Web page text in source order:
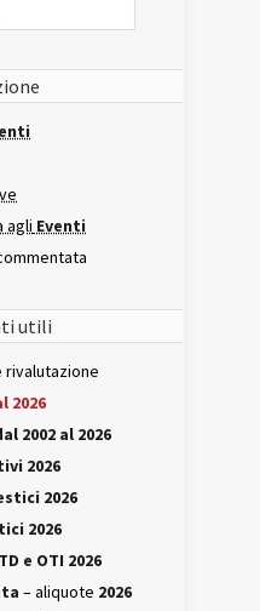
agli Eventi
utili
2026
2002 al 2026
2026
2026
2026
e OTI 2026
– aliquote 2026